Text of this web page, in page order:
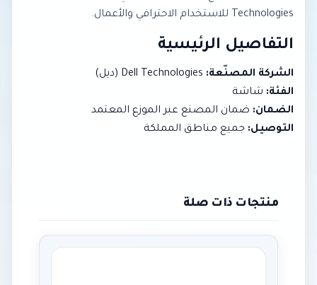
Technologies للاستخدام الاحترافي والأعمال.
التفاصيل الرئيسية
الشركة المصنّعة:
الفئة: شاشة
الضمان: ضمان المصنع عبر الموزع المعتمد
التوصيل: جميع مناطق المملكة
منتجات ذات صلة